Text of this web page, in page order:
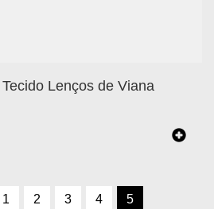
Lenços de Viana
1 2 3 4 5